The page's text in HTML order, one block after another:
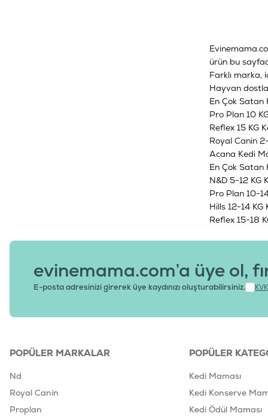
ürün bu
Farklı marka,
Hayvan
En Çok Satan
Pro Plan 10
Reflex 15 KG
Royal Canin
Acana Kedi
En Çok Satan
N&D 5-12 KG
Pro Plan 10-
Hills 12-14 KG
Reflex 15-18
evinemama.com’a üye ol,
E-posta adresinizi girerek üye kaydınızı oluşturabilirsiniz.
POPÜLER MARKALAR
Nd
Royal Canin
Proplan
POPÜLER
Kedi Maması
Kedi Konserve
Kedi Ödül Maması